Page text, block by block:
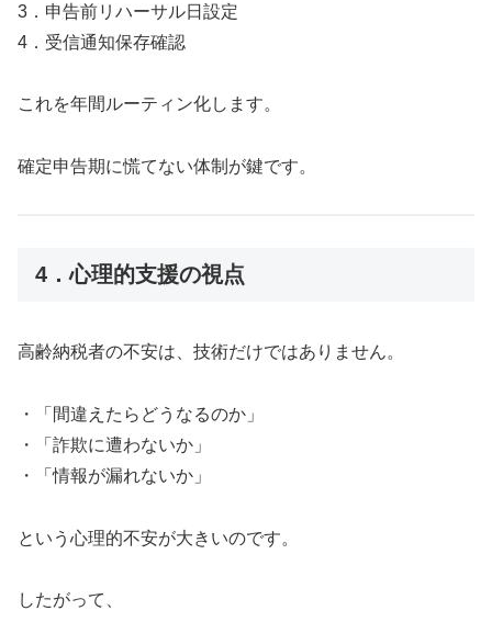
3．申告前リハーサル日設定
4．受信通知保存確認
これを年間ルーティン化します。
確定申告期に慌てない体制が鍵です。
4．心理的支援の視点
高齢納税者の不安は、技術だけではありません。
・「間違えたらどうなるのか」
・「詐欺に遭わないか」
・「情報が漏れないか」
という心理的不安が大きいのです。
したがって、